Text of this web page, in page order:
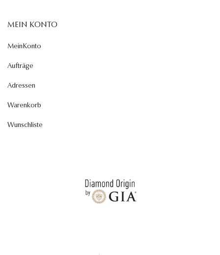
MEIN KONTO
MeinKonto
Aufträge
Adressen
Warenkorb
Wunschliste